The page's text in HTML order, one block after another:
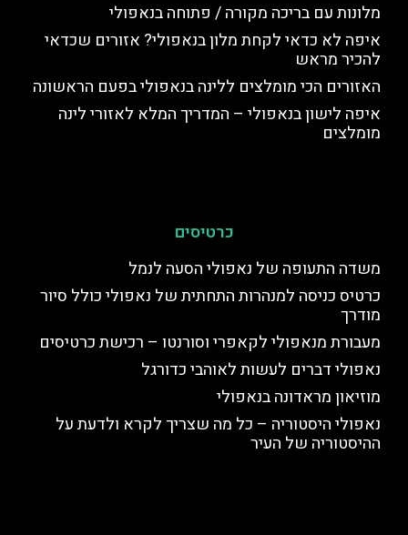
מלונות עם בריכה מקורה / פתוחה בנאפולי
איפה לא כדאי לקחת מלון בנאפולי? אזורים שכדאי
להכיר מראש
האזורים הכי מומלצים ללינה בנאפולי בפעם הראשונה
איפה לישון בנאפולי – המדריך המלא לאזורי לינה
מומלצים
כרטיסים
משדה התעופה של נאפולי הסעה לנמל
כרטיס כניסה למנהרות התחתית של נאפולי כולל סיור
מודרך
מעבורת מנאפולי לקאפרי וסורנטו – רכישת כרטיסים
נאפולי דברים לעשות לאוהבי כדורגל
מוזיאון מראדונה בנאפולי
נאפולי היסטוריה – כל מה שצריך לקרא ולדעת על
ההיסטוריה של העיר